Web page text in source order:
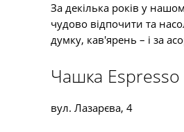
За декілька років у
чудово відпочити та
думку, кав'ярень – і за
Чашка
вул. Лазарєва, 4